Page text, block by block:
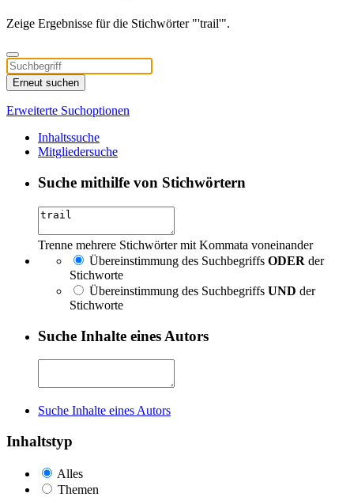
Zeige Ergebnisse für die Stichwörter "'trail'".
Erneut suchen
Erweiterte Suchoptionen
Inhaltssuche
Mitgliedersuche
Suche mithilfe von Stichwörtern
Trenne mehrere Stichwörter mit Kommata voneinander
Übereinstimmung des Suchbegriffs ODER der
Stichworte
Übereinstimmung des Suchbegriffs UND der
Stichworte
Suche Inhalte eines Autors
Suche Inhalte eines Autors
Inhaltstyp
Alles
Themen